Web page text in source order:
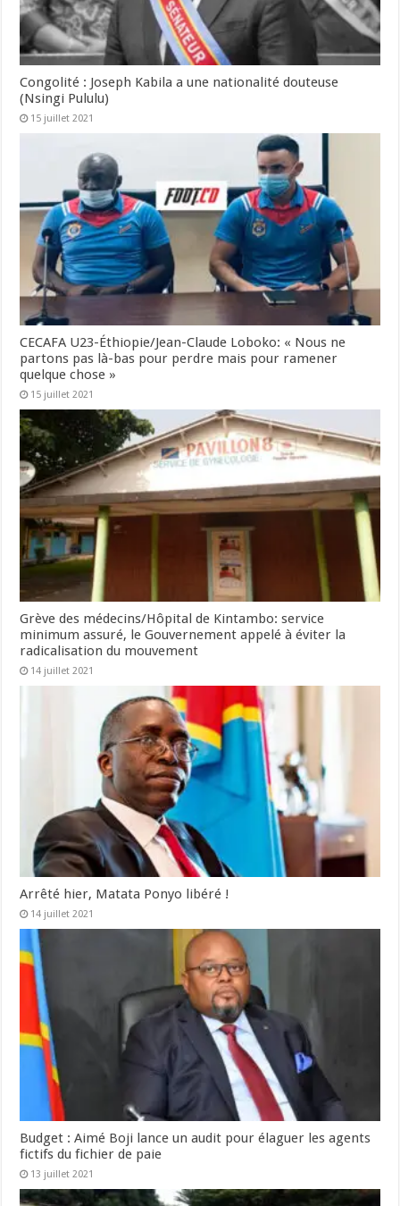
Congolité : Joseph Kabila a une nationalité douteuse
(Nsingi Pululu)
15 juillet 2021
CECAFA U23-Éthiopie/Jean-Claude Loboko: « Nous ne
partons pas là-bas pour perdre mais pour ramener
quelque chose »
15 juillet 2021
Grève des médecins/Hôpital de Kintambo: service
minimum assuré, le Gouvernement appelé à éviter la
radicalisation du mouvement
14 juillet 2021
Arrêté hier, Matata Ponyo libéré !
14 juillet 2021
Budget : Aimé Boji lance un audit pour élaguer les agents
fictifs du fichier de paie
13 juillet 2021